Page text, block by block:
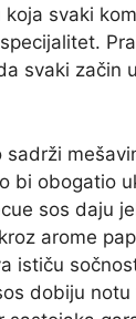
svaki
svaki začin
bi obogatio
sos daju
arome
ističu
dobiju notu